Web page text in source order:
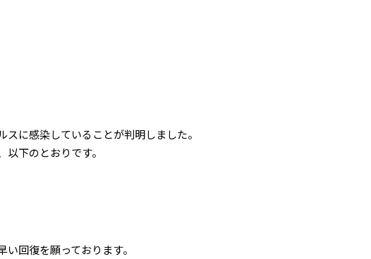
に感染していることが判明しました。
下のとおりです。
回復を願っております。